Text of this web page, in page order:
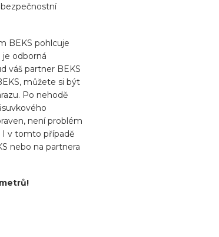
BEKS pohlcuje
odborná
váš partner BEKS
můžete si být
Po nehodě
není problém
I v tomto případě
nebo na partnera